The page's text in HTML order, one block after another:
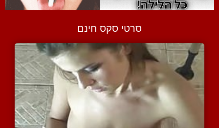
סרטי סקס חינם